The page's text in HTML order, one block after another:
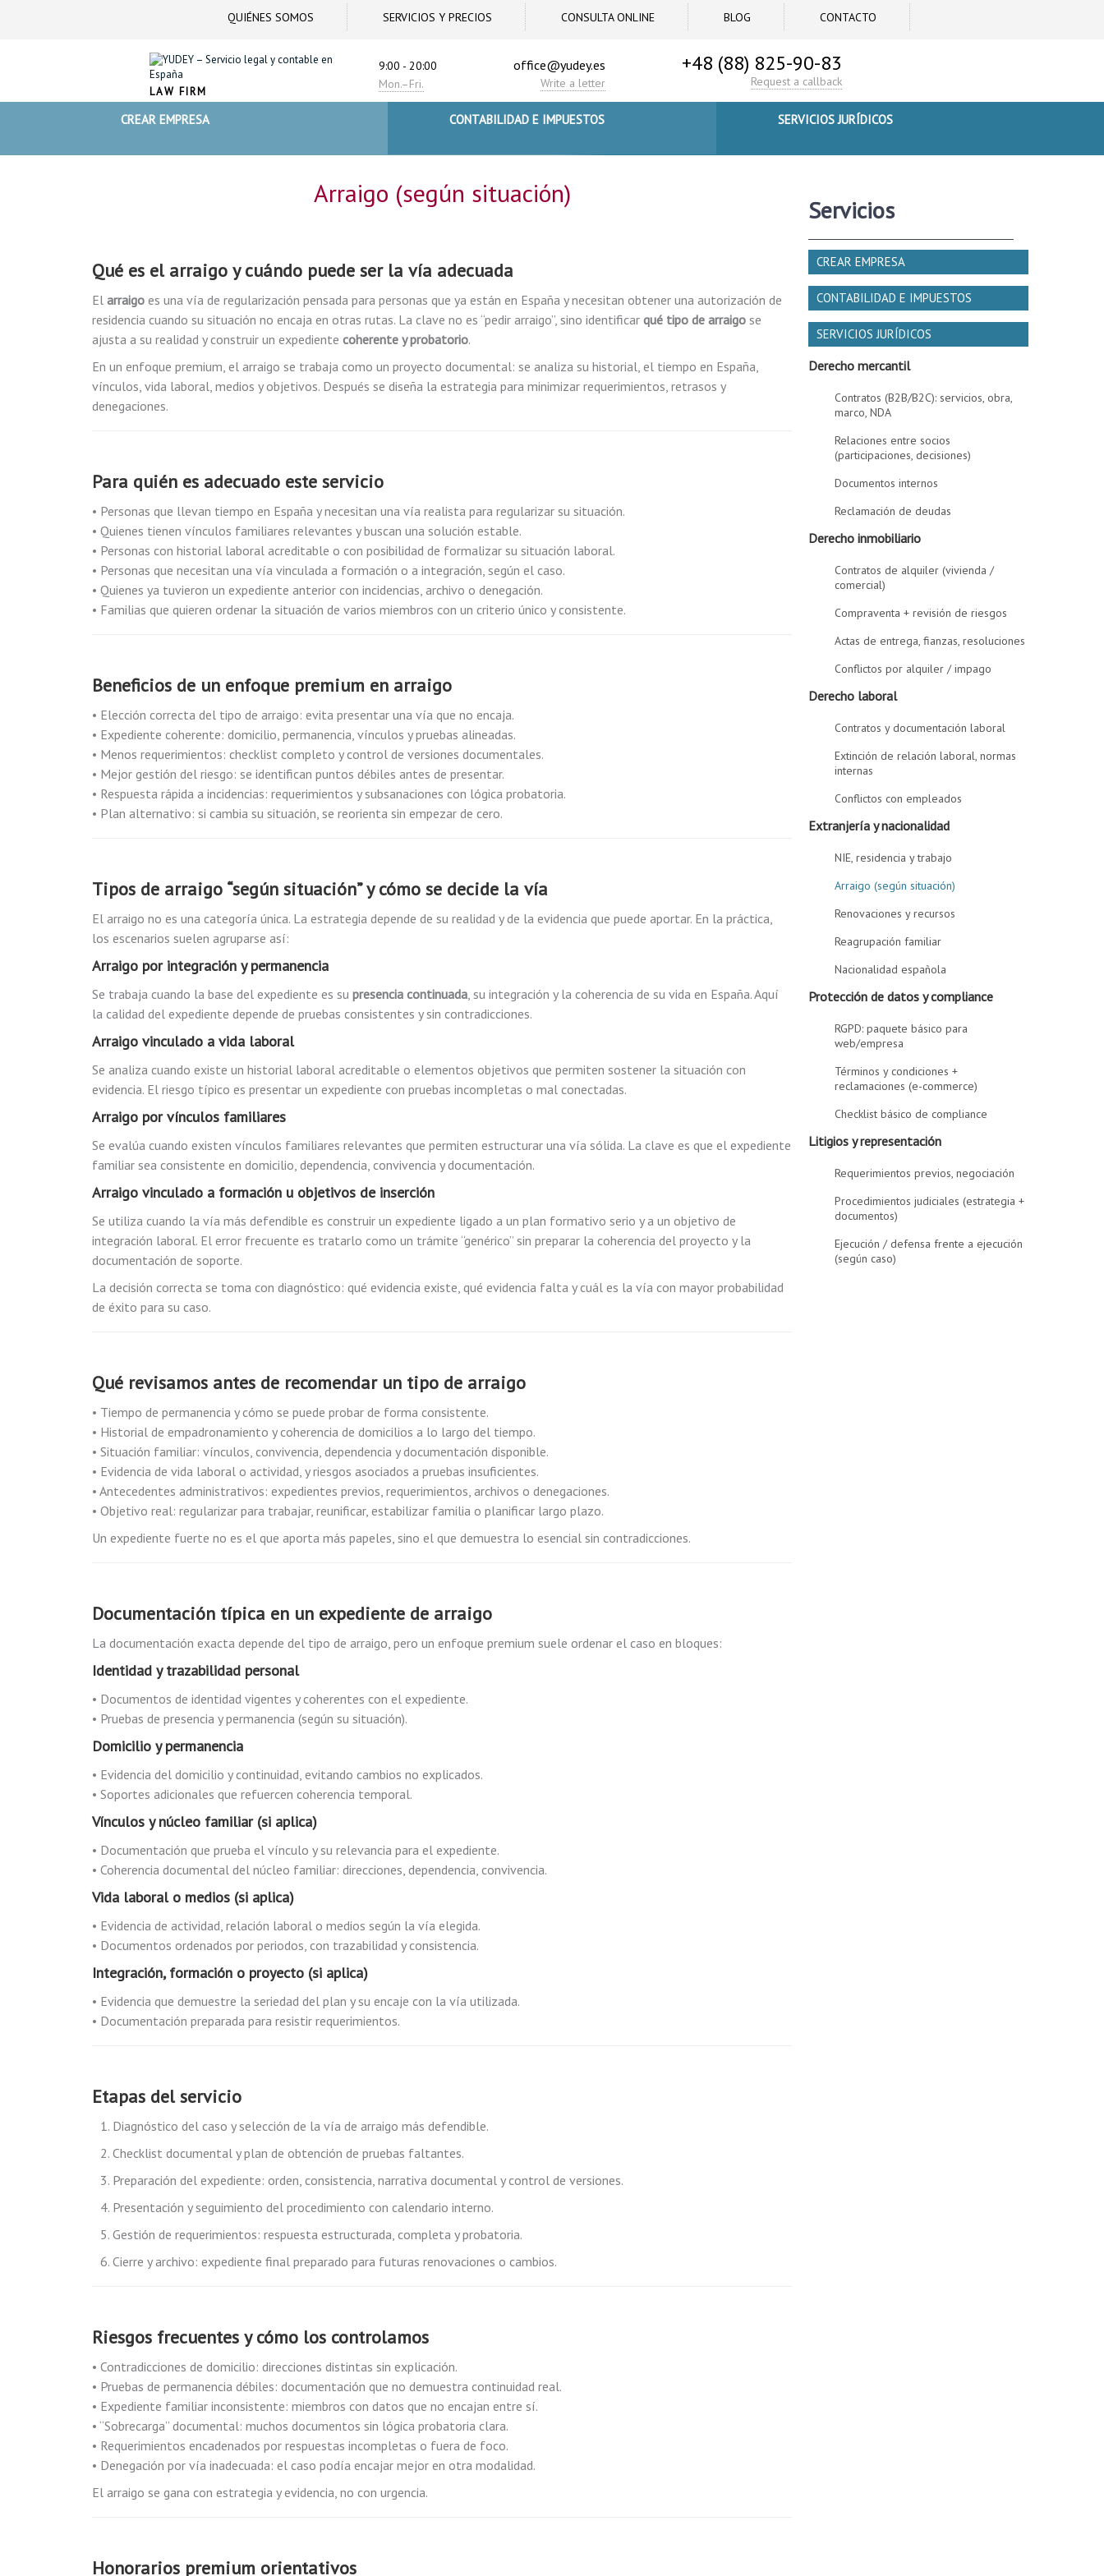
QUIÉNES SOMOS SERVICIOS Y PRECIOS CONSULTA ONLINE BLOG CONTACTO
LAW FIRM
9:00 - 20:00
Mon.–Fri.
office@yudey.es
Write a letter
+48 (88) 825-90-83
Request a callback
CREAR EMPRESA CONTABILIDAD E IMPUESTOS SERVICIOS JURÍDICOS
Arraigo (según situación)
Qué es el arraigo y cuándo puede ser la vía adecuada
El arraigo es una vía de regularización pensada para personas que ya están en España y necesitan obtener una autorización de
residencia cuando su situación no encaja en otras rutas. La clave no es “pedir arraigo”, sino identificar qué tipo de arraigo se
ajusta a su realidad y construir un expediente coherente y probatorio.
En un enfoque premium, el arraigo se trabaja como un proyecto documental: se analiza su historial, el tiempo en España,
vínculos, vida laboral, medios y objetivos. Después se diseña la estrategia para minimizar requerimientos, retrasos y
denegaciones.
Para quién es adecuado este servicio
• Personas que llevan tiempo en España y necesitan una vía realista para regularizar su situación.
• Quienes tienen vínculos familiares relevantes y buscan una solución estable.
• Personas con historial laboral acreditable o con posibilidad de formalizar su situación laboral.
• Personas que necesitan una vía vinculada a formación o a integración, según el caso.
• Quienes ya tuvieron un expediente anterior con incidencias, archivo o denegación.
• Familias que quieren ordenar la situación de varios miembros con un criterio único y consistente.
Beneficios de un enfoque premium en arraigo
• Elección correcta del tipo de arraigo: evita presentar una vía que no encaja.
• Expediente coherente: domicilio, permanencia, vínculos y pruebas alineadas.
• Menos requerimientos: checklist completo y control de versiones documentales.
• Mejor gestión del riesgo: se identifican puntos débiles antes de presentar.
• Respuesta rápida a incidencias: requerimientos y subsanaciones con lógica probatoria.
• Plan alternativo: si cambia su situación, se reorienta sin empezar de cero.
Tipos de arraigo “según situación” y cómo se decide la vía
El arraigo no es una categoría única. La estrategia depende de su realidad y de la evidencia que puede aportar. En la práctica,
los escenarios suelen agruparse así:
Arraigo por integración y permanencia
Se trabaja cuando la base del expediente es su presencia continuada, su integración y la coherencia de su vida en España. Aquí
la calidad del expediente depende de pruebas consistentes y sin contradicciones.
Arraigo vinculado a vida laboral
Se analiza cuando existe un historial laboral acreditable o elementos objetivos que permiten sostener la situación con
evidencia. El riesgo típico es presentar un expediente con pruebas incompletas o mal conectadas.
Arraigo por vínculos familiares
Se evalúa cuando existen vínculos familiares relevantes que permiten estructurar una vía sólida. La clave es que el expediente
familiar sea consistente en domicilio, dependencia, convivencia y documentación.
Arraigo vinculado a formación u objetivos de inserción
Se utiliza cuando la vía más defendible es construir un expediente ligado a un plan formativo serio y a un objetivo de
integración laboral. El error frecuente es tratarlo como un trámite “genérico” sin preparar la coherencia del proyecto y la
documentación de soporte.
La decisión correcta se toma con diagnóstico: qué evidencia existe, qué evidencia falta y cuál es la vía con mayor probabilidad
de éxito para su caso.
Qué revisamos antes de recomendar un tipo de arraigo
• Tiempo de permanencia y cómo se puede probar de forma consistente.
• Historial de empadronamiento y coherencia de domicilios a lo largo del tiempo.
• Situación familiar: vínculos, convivencia, dependencia y documentación disponible.
• Evidencia de vida laboral o actividad, y riesgos asociados a pruebas insuficientes.
• Antecedentes administrativos: expedientes previos, requerimientos, archivos o denegaciones.
• Objetivo real: regularizar para trabajar, reunificar, estabilizar familia o planificar largo plazo.
Un expediente fuerte no es el que aporta más papeles, sino el que demuestra lo esencial sin contradicciones.
Documentación típica en un expediente de arraigo
La documentación exacta depende del tipo de arraigo, pero un enfoque premium suele ordenar el caso en bloques:
Identidad y trazabilidad personal
• Documentos de identidad vigentes y coherentes con el expediente.
• Pruebas de presencia y permanencia (según su situación).
Domicilio y permanencia
• Evidencia del domicilio y continuidad, evitando cambios no explicados.
• Soportes adicionales que refuercen coherencia temporal.
Vínculos y núcleo familiar (si aplica)
• Documentación que prueba el vínculo y su relevancia para el expediente.
• Coherencia documental del núcleo familiar: direcciones, dependencia, convivencia.
Vida laboral o medios (si aplica)
• Evidencia de actividad, relación laboral o medios según la vía elegida.
• Documentos ordenados por periodos, con trazabilidad y consistencia.
Integración, formación o proyecto (si aplica)
• Evidencia que demuestre la seriedad del plan y su encaje con la vía utilizada.
• Documentación preparada para resistir requerimientos.
Etapas del servicio
Diagnóstico del caso y selección de la vía de arraigo más defendible.
Checklist documental y plan de obtención de pruebas faltantes.
Preparación del expediente: orden, consistencia, narrativa documental y control de versiones.
Presentación y seguimiento del procedimiento con calendario interno.
Gestión de requerimientos: respuesta estructurada, completa y probatoria.
Cierre y archivo: expediente final preparado para futuras renovaciones o cambios.
Riesgos frecuentes y cómo los controlamos
• Contradicciones de domicilio: direcciones distintas sin explicación.
• Pruebas de permanencia débiles: documentación que no demuestra continuidad real.
• Expediente familiar inconsistente: miembros con datos que no encajan entre sí.
• “Sobrecarga” documental: muchos documentos sin lógica probatoria clara.
• Requerimientos encadenados por respuestas incompletas o fuera de foco.
• Denegación por vía inadecuada: el caso podía encajar mejor en otra modalidad.
El arraigo se gana con estrategia y evidencia, no con urgencia.
Honorarios premium orientativos
Servicios
CREAR EMPRESA
CONTABILIDAD E IMPUESTOS
SERVICIOS JURÍDICOS
Derecho mercantil
Contratos (B2B/B2C): servicios, obra,
marco, NDA
Relaciones entre socios
(participaciones, decisiones)
Documentos internos
Reclamación de deudas
Derecho inmobiliario
Contratos de alquiler (vivienda /
comercial)
Compraventa + revisión de riesgos
Actas de entrega, fianzas, resoluciones
Conflictos por alquiler / impago
Derecho laboral
Contratos y documentación laboral
Extinción de relación laboral, normas
internas
Conflictos con empleados
Extranjería y nacionalidad
NIE, residencia y trabajo
Arraigo (según situación)
Renovaciones y recursos
Reagrupación familiar
Nacionalidad española
Protección de datos y compliance
RGPD: paquete básico para
web/empresa
Términos y condiciones +
reclamaciones (e-commerce)
Checklist básico de compliance
Litigios y representación
Requerimientos previos, negociación
Procedimientos judiciales (estrategia +
documentos)
Ejecución / defensa frente a ejecución
(según caso)